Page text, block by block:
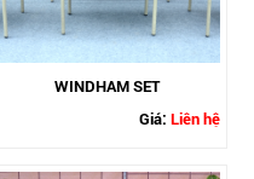
WINDHAM SET
Giá:Liên hệ